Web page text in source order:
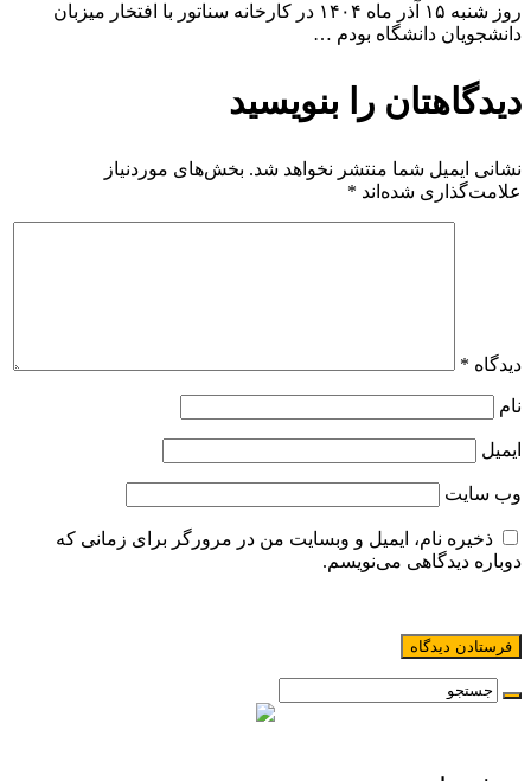
روز شنبه ۱۵ آذر ماه ۱۴۰۴ در کارخانه سناتور با افتخار میزبان
دانشجویان دانشگاه بودم …
دیدگاهتان را بنویسید
نشانی ایمیل شما منتشر نخواهد شد. بخش‌های موردنیاز
علامت‌گذاری شده‌اند *
دیدگاه *
نام
ایمیل
وب‌ سایت
ذخیره نام، ایمیل و وبسایت من در مرورگر برای زمانی که
دوباره دیدگاهی می‌نویسم.